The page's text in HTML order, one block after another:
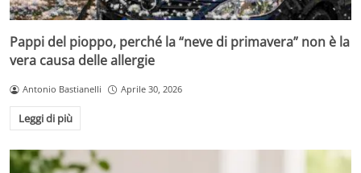
Pappi del pioppo, perché la “neve di primavera” non è la
vera causa delle allergie
Antonio Bastianelli Aprile 30, 2026
Leggi di più